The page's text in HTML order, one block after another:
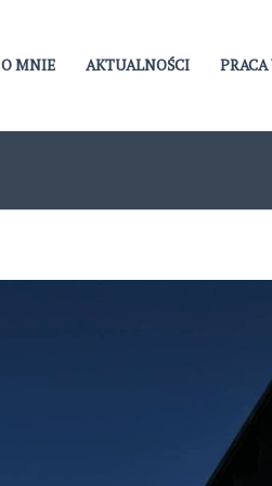
O MNIE AKTUALNOŚCI PRACA